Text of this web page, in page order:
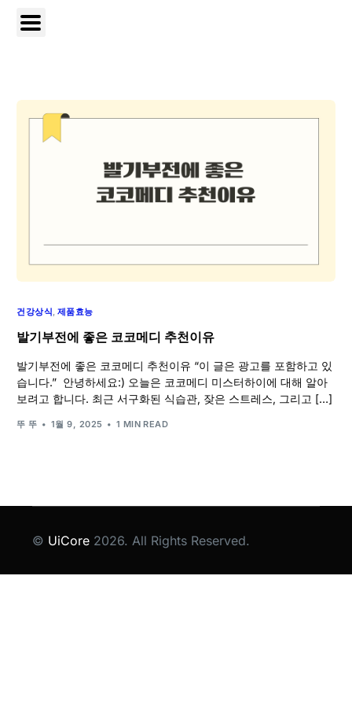
건강상식, 제품효능
발기부전에 좋은 코코메디 추천이유
발기부전에 좋은 코코메디 추천이유 “이 글은 광고를 포함하고 있
습니다.” 안녕하세요:) 오늘은 코코메디 미스터하이에 대해 알아
보려고 합니다. 최근 서구화된 식습관, 잦은 스트레스, 그리고 […]
뚜 뚜 1월 9, 2025 1 MIN READ
© UiCore 2026. All Rights Reserved.